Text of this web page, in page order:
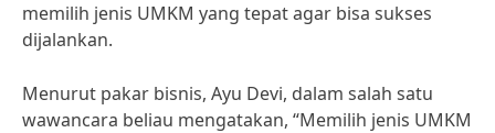
memilih jenis UMKM yang tepat agar bisa sukses
dijalankan.
Menurut pakar bisnis, Ayu Devi, dalam salah satu
wawancara beliau mengatakan, “Memilih jenis UMKM